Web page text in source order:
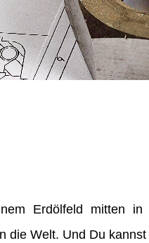
Erdölfeld mitten
die Welt. Und Du